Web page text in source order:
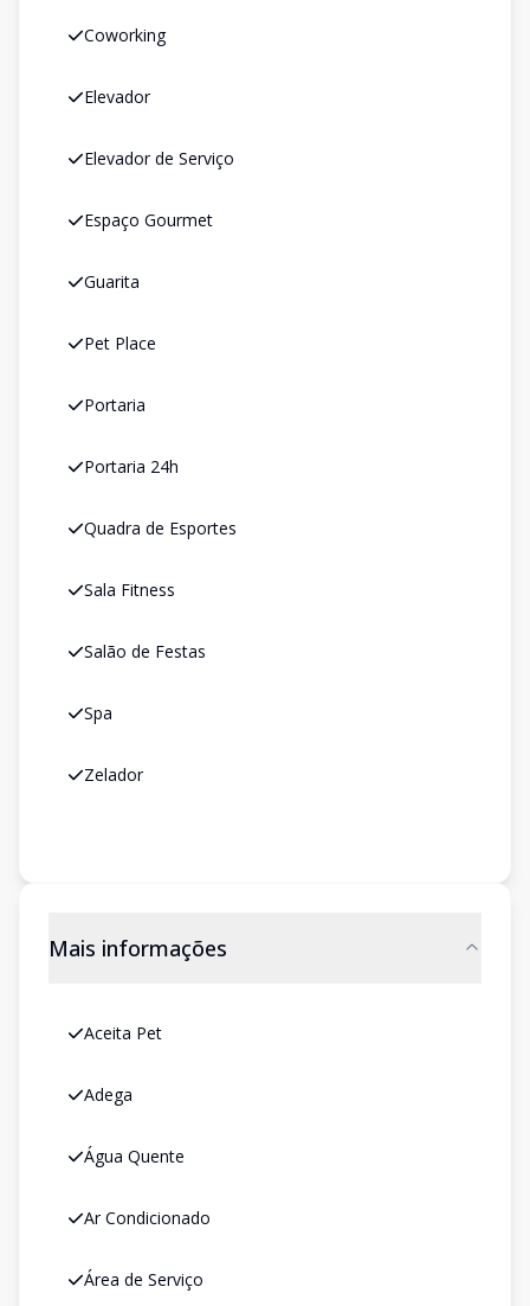
Coworking
Elevador
Elevador de Serviço
Espaço Gourmet
Guarita
Pet Place
Portaria
Portaria 24h
Quadra de Esportes
Sala Fitness
Salão de Festas
Spa
Zelador
Mais informações
Aceita Pet
Adega
Água Quente
Ar Condicionado
Área de Serviço